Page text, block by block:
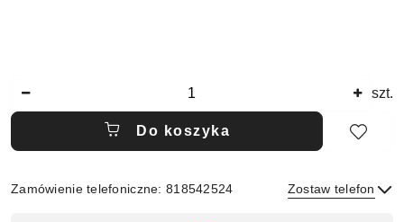
szt.
Do koszyka
Zamówienie telefoniczne: 818542524 Zostaw telefon